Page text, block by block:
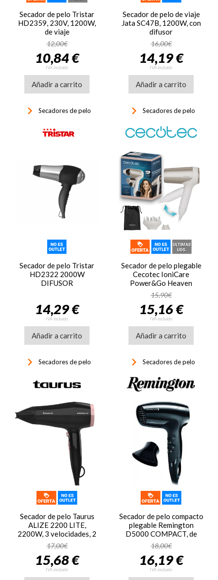
Secador de pelo Tristar
HD2359, 230V, 1200W,
de viaje
12,00€
10,84 €
IVA incluido
Añadir a carrito
keyboard_arrow_right Secadores de pelo
Secador de pelo de viaje
Jata SC47B, 1200W, con
difusor
16,00€
14,19 €
IVA incluido
Añadir a carrito
keyboard_arrow_right Secadores de pelo
Secador de pelo Tristar
HD2322 2000W
DIFUSOR
14,29 €
IVA incluido
Añadir a carrito
keyboard_arrow_right Secadores de pelo
Secador de pelo plegable
Cecotec IoniCare
Power&Go Heaven
Champagne, 2400W,
accesorios, ref. 101442,
champagne
15,90€
15,16 €
IVA incluido
Añadir a carrito
keyboard_arrow_right Secadores de pelo
Secador de pelo Taurus
ALIZE 2200 LITE,
2200W, 3 velocidades, 2
temperaturas, negro y
rosa
17,00€
15,68 €
IVA incluido
Secador de pelo compacto
plegable Remington
D5000 COMPACT, de
viaje, 2000W, negro
18,00€
16,19 €
IVA incluido